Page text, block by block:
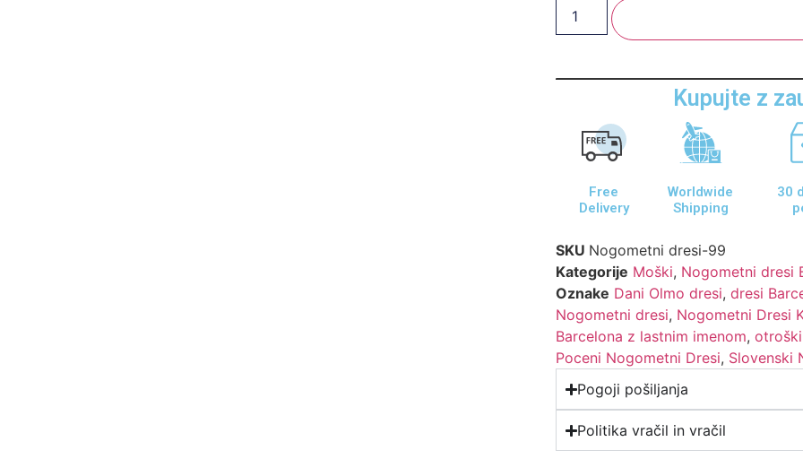
Kupujte z
Free
Delivery
Worldwide
Shipping
30
SKU Nogometni dresi-99
Kategorije Moški, Nogometni dresi
Oznake Dani Olmo dresi,dresi
Nogometni dresi, Nogometni Dresi
Barcelona z lastnim imenom,
Poceni Nogometni Dresi, Slovenski
Pogoji pošiljanja
Politika vračil in vračil